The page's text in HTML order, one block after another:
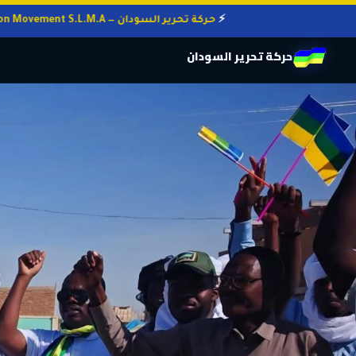
حركة تحرير السودان — Sudan Liberation Movement S.L.M.A
حركة تحرير السودان